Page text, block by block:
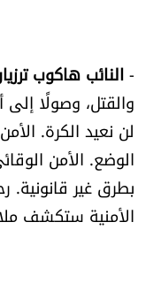
-النائب هاكوب
والقتل، وصولًا إلى
لن نعيد الكرة.
الوضع. الأمن
بطرق غير قانونية.
الأمنية ستكشف